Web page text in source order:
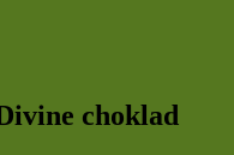
choklad